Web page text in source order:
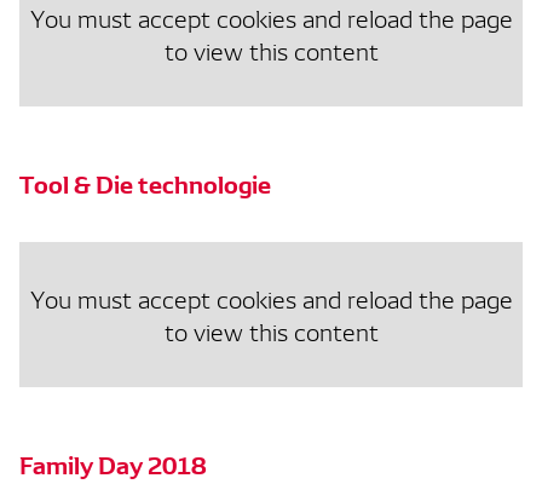
You must accept cookies and reload the page
to view this content
Tool & Die technologie
You must accept cookies and reload the page
to view this content
Family Day 2018